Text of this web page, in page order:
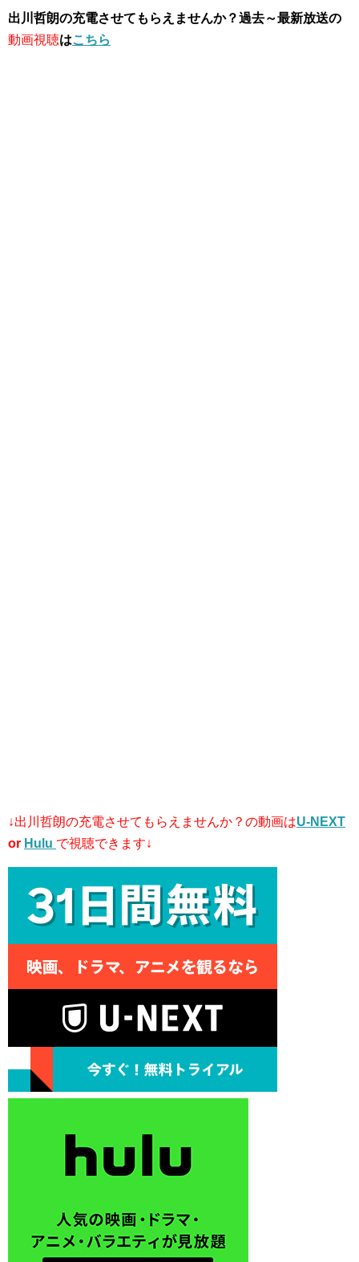
出川哲朗の充電させてもらえませんか？過去～最新放送の
動画視聴はこちら
↓出川哲朗の充電させてもらえませんか？ の動画はU-NEXT
or Hulu で視聴できます↓